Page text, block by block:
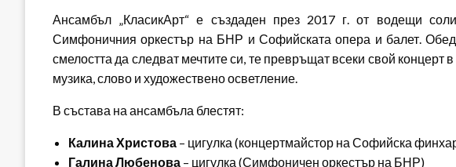
Ансамбъл „КласикАрт“ е създаден през 2017 г. от водещи
Симфоничния оркестър на БНР и Софийската опера и балет.
смелостта да следват мечтите си, те превръщат всеки свой концерт
музика, слово и художествено осветление.
В състава на ансамбъла блестят:
Калина Христова – цигулка (концертмайстор на Софийска
Галина Любенова – цигулка (Симфоничен оркестър на БНР)